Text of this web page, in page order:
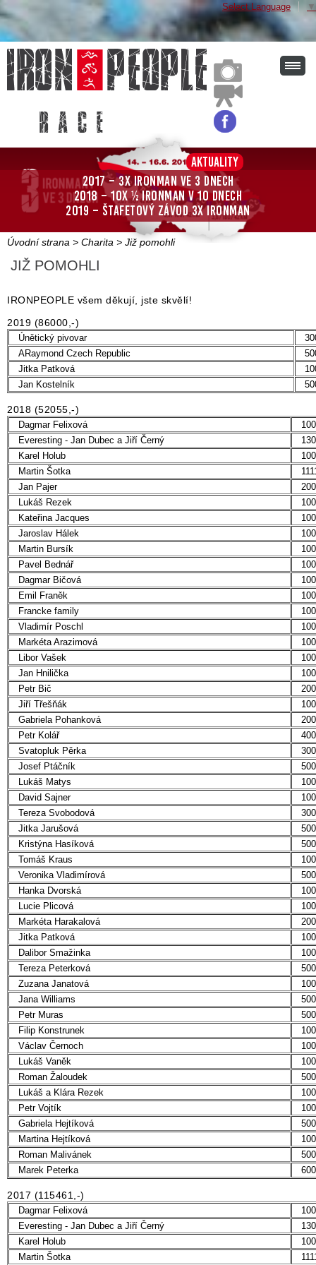
Select Language ▼
r a c e
Aktuality
2017 – 3x Ironman ve 3 dnech
2018 – 10x ½ Ironman v 10 dnech
2019 – štafetový závod 3x Ironman
Úvodní strana > Charita > Již pomohli
JIŽ POMOHLI
IRONPEOPLE všem děkují, jste skvělí!
2019 (86000,-)
Únětický pivovar
ARaymond Czech Republic
Jitka Patková
Jan Kostelník
2018 (52055,-)
Dagmar Felixová
Everesting - Jan Dubec a Jiří Černý
Karel Holub
Martin Šotka
Jan Pajer
Lukáš Rezek
Kateřina Jacques
Jaroslav Hálek
Martin Bursík
Pavel Bednář
Dagmar Bičová
Emil Franěk
Francke family
Vladimír Poschl
Markéta Arazimová
Libor Vašek
Jan Hnilička
Petr Bič
Jiří Třešňák
Gabriela Pohanková
Petr Kolář
Svatopluk Pěrka
Josef Ptáčník
Lukáš Matys
David Sajner
Tereza Svobodová
Jitka Jarušová
Kristýna Hasíková
Tomáš Kraus
Veronika Vladimírová
Hanka Dvorská
Lucie Plicová
Markéta Harakalová
Jitka Patková
Dalibor Smažinka
Tereza Peterková
Zuzana Janatová
Jana Williams
Petr Muras
Filip Konstrunek
Václav Černoch
Lukáš Vaněk
Roman Žaloudek
Lukáš a Klára Rezek
Petr Vojtík
Gabriela Hejtíková
Martina Hejtíková
Roman Malivánek
Marek Peterka
2017 (115461,-)
Dagmar Felixová
Everesting - Jan Dubec a Jiří Černý
Karel Holub
Martin Šotka